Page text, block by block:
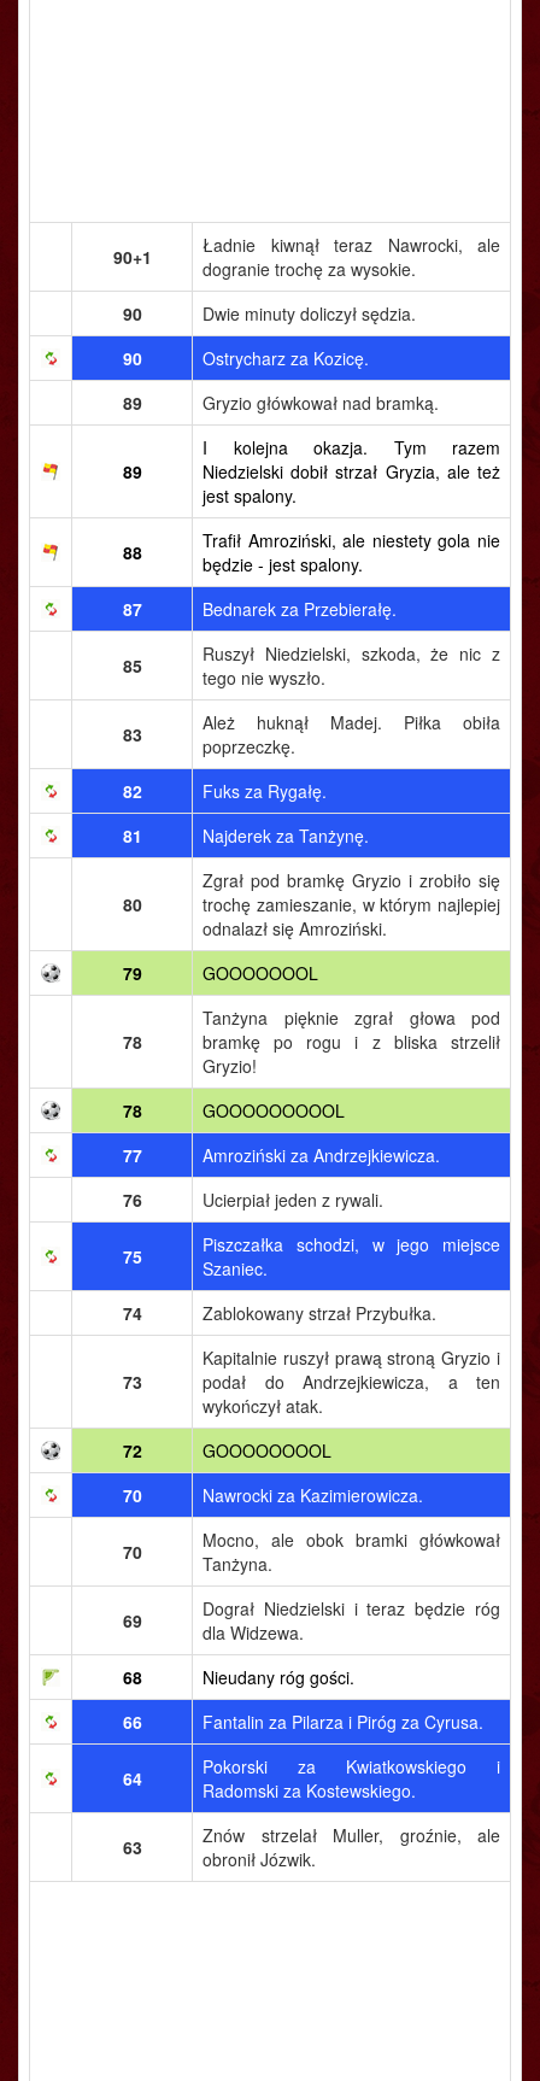
90+1
Ładnie kiwnął teraz Nawrocki, ale
dogranie trochę za wysokie.
90
Dwie minuty doliczył sędzia.
90
Ostrycharz za Kozicę.
89
Gryzio główkował nad bramką.
89
I kolejna okazja. Tym razem
Niedzielski dobił strzał Gryzia, ale też
jest spalony.
88
Trafił Amroziński, ale niestety gola nie
będzie - jest spalony.
87
Bednarek za Przebierałę.
85
Ruszył Niedzielski, szkoda, że nic z
tego nie wyszło.
83
Ależ huknął Madej. Piłka obiła
poprzeczkę.
82
Fuks za Rygałę.
81
Najderek za Tanżynę.
80
Zgrał pod bramkę Gryzio i zrobiło się
trochę zamieszanie, w którym najlepiej
odnalazł się Amroziński.
79
GOOOOOOOL
78
Tanżyna pięknie zgrał głowa pod
bramkę po rogu i z bliska strzelił
Gryzio!
78
GOOOOOOOOOL
77
Amroziński za Andrzejkiewicza.
76
Ucierpiał jeden z rywali.
75
Piszczałka schodzi, w jego miejsce
Szaniec.
74
Zablokowany strzał Przybułka.
73
Kapitalnie ruszył prawą stroną Gryzio i
podał do Andrzejkiewicza, a ten
wykończył atak.
72
GOOOOOOOOL
70
Nawrocki za Kazimierowicza.
70
Mocno, ale obok bramki główkował
Tanżyna.
69
Dograł Niedzielski i teraz będzie róg
dla Widzewa.
68
Nieudany róg gości.
66
Fantalin za Pilarza i Piróg za Cyrusa.
64
Pokorski za Kwiatkowskiego i
Radomski za Kostewskiego.
63
Znów strzelał Muller, groźnie, ale
obronił Józwik.